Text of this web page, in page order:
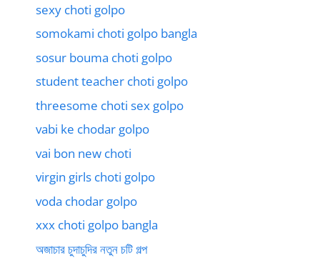
sexy choti golpo
somokami choti golpo bangla
sosur bouma choti golpo
student teacher choti golpo
threesome choti sex golpo
vabi ke chodar golpo
vai bon new choti
virgin girls choti golpo
voda chodar golpo
xxx choti golpo bangla
অজাচার চুদাচুদির নতুন চটি গল্প